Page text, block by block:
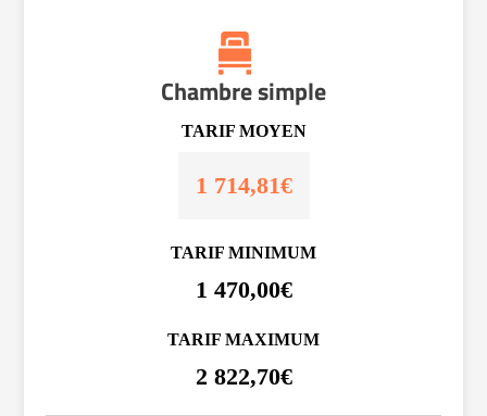
Chambre simple
TARIF MOYEN
1 714,81€
TARIF MINIMUM
1 470,00€
TARIF MAXIMUM
2 822,70€